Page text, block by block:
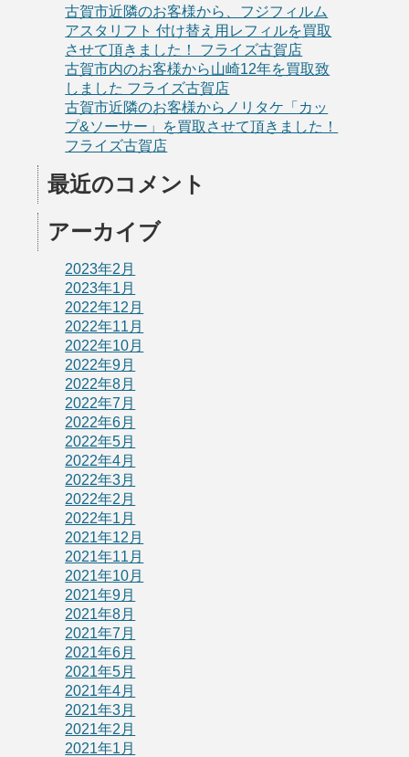
古賀市近隣のお客様から、フジフィルム
アスタリフト 付け替え用レフィルを買取
させて頂きました！ フライズ古賀店
古賀市内のお客様から山崎12年を買取致
しました フライズ古賀店
古賀市近隣のお客様からノリタケ「カッ
プ&ソーサー」を買取させて頂きました！
フライズ古賀店
最近のコメント
アーカイブ
2023年2月
2023年1月
2022年12月
2022年11月
2022年10月
2022年9月
2022年8月
2022年7月
2022年6月
2022年5月
2022年4月
2022年3月
2022年2月
2022年1月
2021年12月
2021年11月
2021年10月
2021年9月
2021年8月
2021年7月
2021年6月
2021年5月
2021年4月
2021年3月
2021年2月
2021年1月